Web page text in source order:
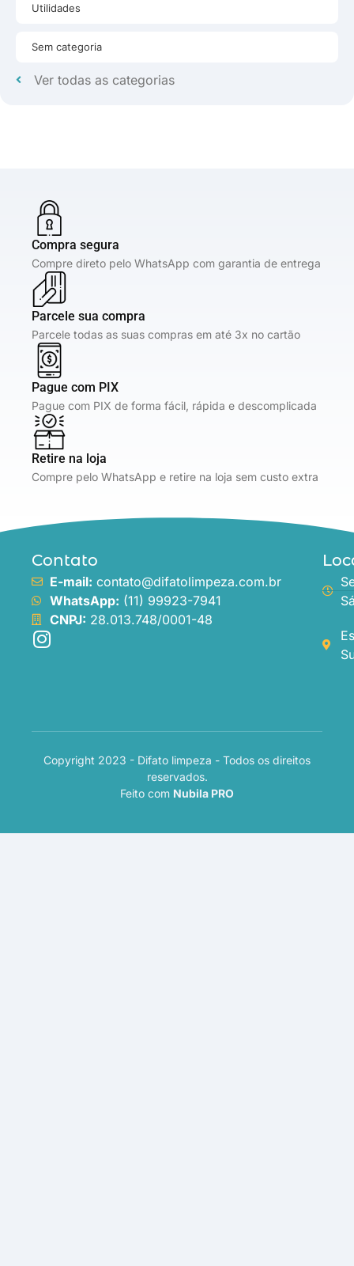
Utilidades
Sem categoria
Ver todas as categorias
Compra segura
Compre direto pelo WhatsApp com garantia de entrega
Parcele sua compra
Parcele todas as suas compras em até 3x no cartão
Pague com PIX
Pague com PIX de forma fácil, rápida e descomplicada
Retire na loja
Compre pelo WhatsApp e retire na loja sem custo extra
Contato
E-mail: contato@difatolimpeza.com.br
WhatsApp: (11) 99923-7941
CNPJ: 28.013.748/0001-48
Copyright 2023 - Difato limpeza - Todos os direitos
reservados.
Feito com Nubila PRO